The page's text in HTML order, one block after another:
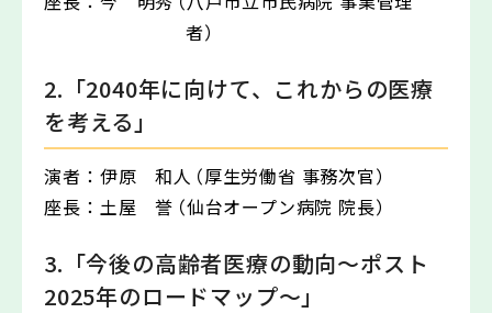
者）
2.「2040年に向けて、これからの医療
を考える」
演者： 伊原 和人（厚生労働省 事務次官）
座長： 土屋 誉（仙台オープン病院 院長）
3.「今後の高齢者医療の動向～ポスト
2025年のロードマップ～」